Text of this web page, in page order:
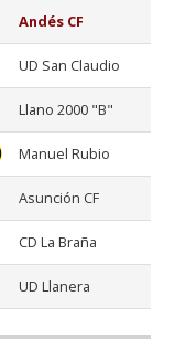
Andés CF
UD San Claudio
Llano 2000 "B"
Manuel Rubio
Asunción CF
CD La Braña
UD Llanera